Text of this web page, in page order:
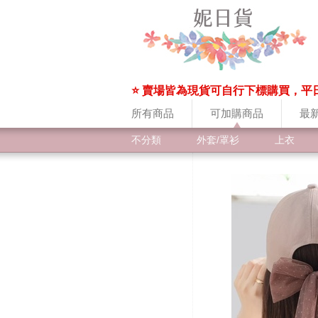
所有商品 可加購商品 最
⭐ 賣場皆為現貨可自行下標購買，平
不分類 外套/罩衫 上衣